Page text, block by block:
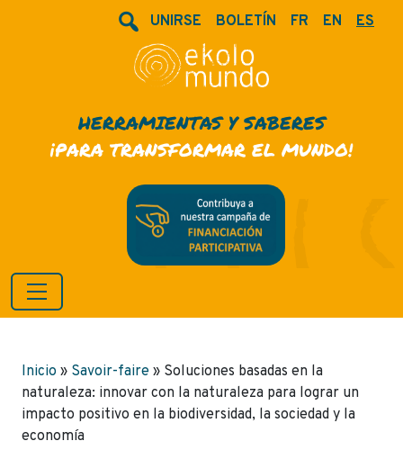
UNIRSE BOLETÍN FR EN ES
HERRAMIENTAS Y SABERES
¡PARA TRANSFORMAR EL MUNDO!
Inicio » Savoir-faire » Soluciones basadas en la
naturaleza: innovar con la naturaleza para lograr un
impacto positivo en la biodiversidad, la sociedad y la
economía